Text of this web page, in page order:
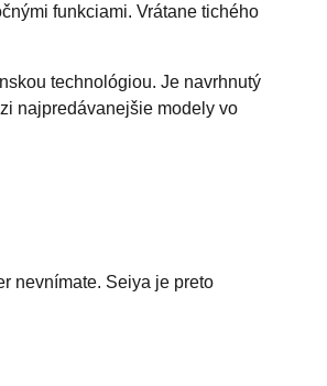
funkciami. Vrátane tichého
technológiou. Je navrhnutý
najpredávanejšie modely vo
nevnímate. Seiya je preto